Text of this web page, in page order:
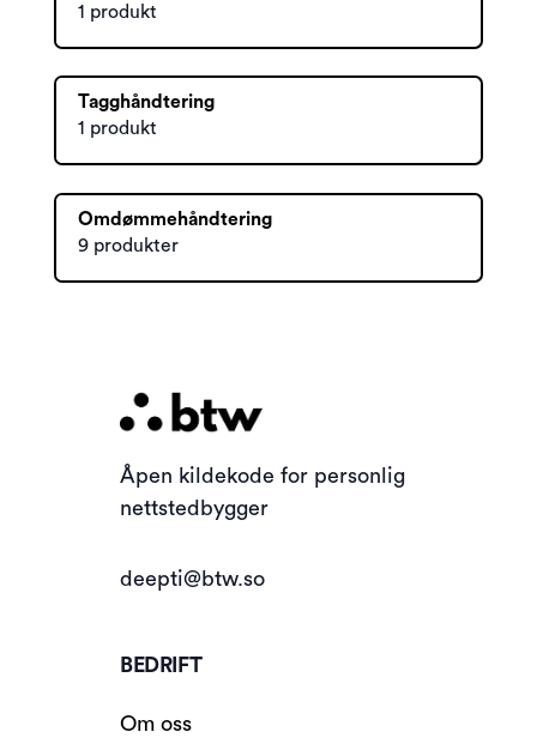
1 produkt
Tagghåndtering
1 produkt
Omdømmehåndtering
9 produkter
Åpen kildekode for personlig
nettstedbygger
deepti@btw.so
BEDRIFT
Om oss